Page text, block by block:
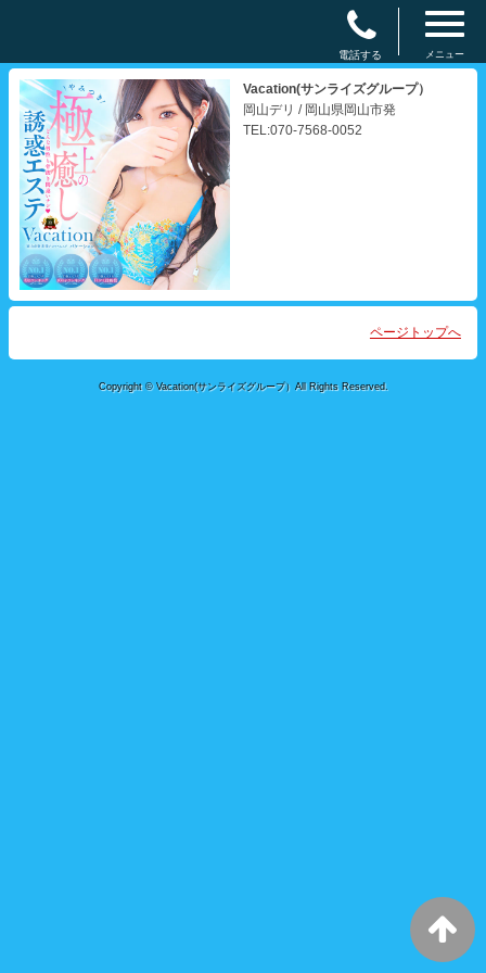
電話する メニュー
Vacation(サンライズグループ）
岡山デリ / 岡山県岡山市発
TEL:070-7568-0052
ページトップへ
Copyright © Vacation(サンライズグループ）All Rights Reserved.